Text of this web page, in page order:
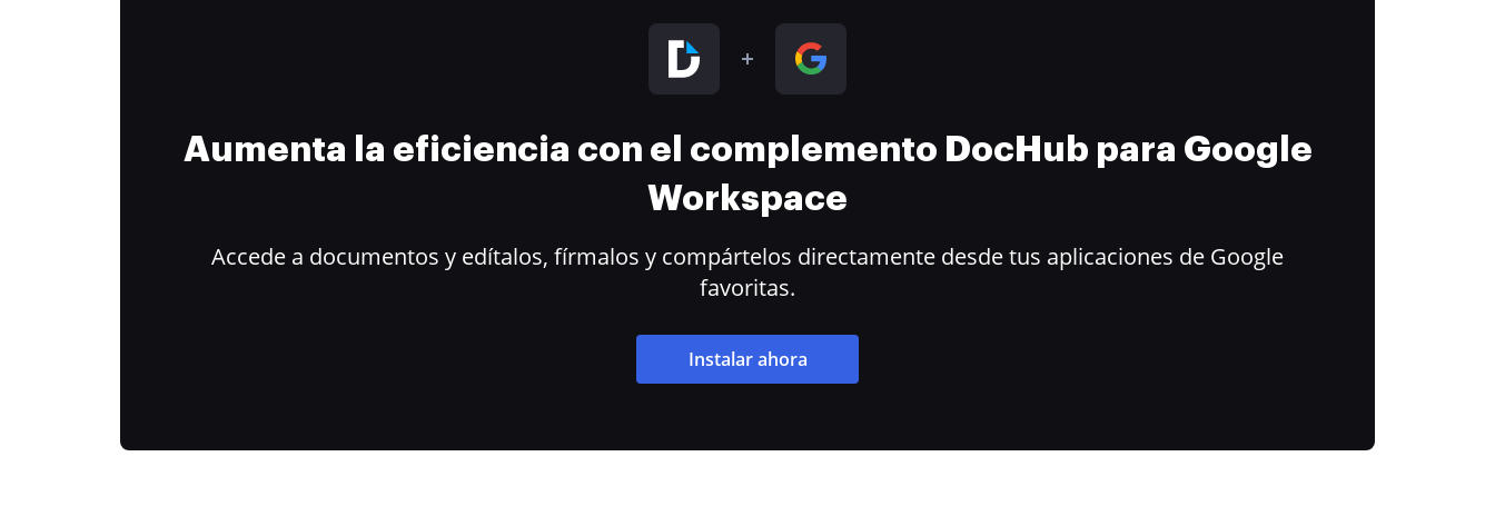
Aumenta la eficiencia con el complemento DocHub para Google
Workspace
Accede a documentos y edítalos, fírmalos y compártelos directamente desde tus aplicaciones de Google
favoritas.
Instalar ahora